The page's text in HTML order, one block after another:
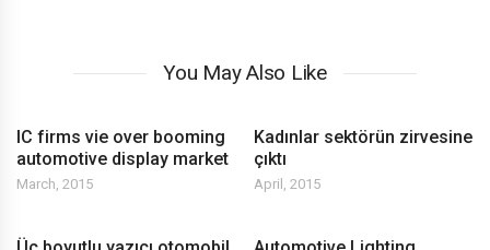
You May Also Like
IC firms vie over booming
automotive display market
March, 2015
Kadınlar sektörün zirvesine
çıktı
April, 2015